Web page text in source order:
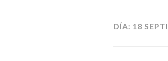
DÍA: 18